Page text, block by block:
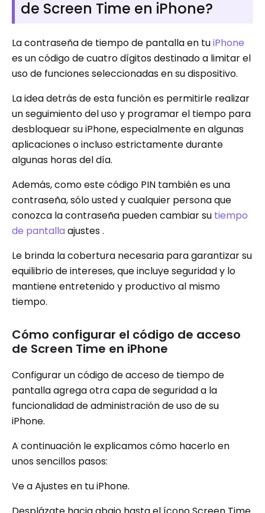
de Screen Time en iPhone?
La contraseña de tiempo de pantalla en tuiPhone
es un código de cuatro dígitos destinado a limitar el
uso de funciones seleccionadas en su dispositivo.
La idea detrás de esta función es permitirle realizar
un seguimiento del uso y programar el tiempo para
desbloquear su iPhone, especialmente en algunas
aplicaciones o incluso estrictamente durante
algunas horas del día.
Además, como este código PIN también es una
contraseña, sólo usted y cualquier persona que
conozca la contraseña pueden cambiar su tiempo
de pantalla ajustes .
Le brinda la cobertura necesaria para garantizar su
equilibrio de intereses, que incluye seguridad y lo
mantiene entretenido y productivo al mismo
tiempo.
Cómo configurar el código de acceso
de Screen Time en iPhone
Configurar un código de acceso de tiempo de
pantalla agrega otra capa de seguridad a la
funcionalidad de administración de uso de su
iPhone.
A continuación le explicamos cómo hacerlo en
unos sencillos pasos:
Ve a Ajustes en tu iPhone.